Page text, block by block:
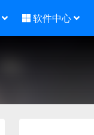
软件中心